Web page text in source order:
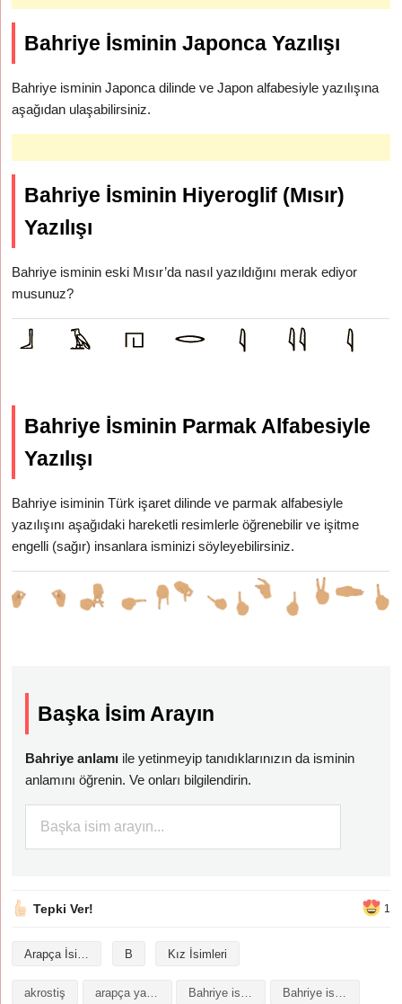
Bahriye İsminin Japonca Yazılışı
Bahriye isminin Japonca dilinde ve Japon alfabesiyle yazılışına
aşağıdan ulaşabilirsiniz.
Bahriye İsminin Hiyeroglif (Mısır)
Yazılışı
Bahriye isminin eski Mısır’da nasıl yazıldığını merak ediyor
musunuz?
Bahriye İsminin Parmak Alfabesiyle
Yazılışı
Bahriye isiminin Türk işaret dilinde ve parmak alfabesiyle
yazılışını aşağıdaki hareketli resimlerle öğrenebilir ve işitme
engelli (sağır) insanlara isminizi söyleyebilirsiniz.
Başka İsim Arayın
Bahriye anlamı ile yetinmeyip tanıdıklarınızın da isminin
anlamını öğrenin. Ve onları bilgilendirin.
Tepki Ver! 1
Arapça İsimler B Kız İsimleri
akrostiş arapça yazılışı